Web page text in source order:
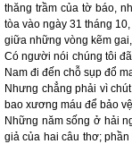
thăng trầm của tờ báo,
tòa vào ngày 31 tháng
giữa những vòng kẽm
Có người nói chúng tôi
Nam đi đến chỗ sụp đổ
Nhưng chẳng phải vì
bao xương máu để bảo
Những năm sống ở hải
giả của hai câu thơ;